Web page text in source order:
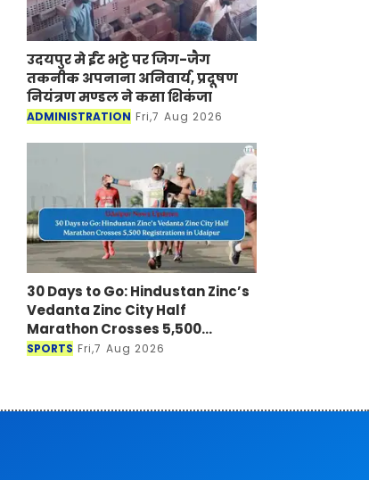
उदयपुर मे ईंट भट्टे पर जिग-जैग
तकनीक अपनाना अनिवार्य, प्रदूषण
नियंत्रण मण्डल ने कसा शिकंजा
ADMINISTRATION Fri,7 Aug 2026
30 Days to Go: Hindustan Zinc’s
Vedanta Zinc City Half
Marathon Crosses 5,500
Registrations in Udaipur
SPORTS Fri,7 Aug 2026